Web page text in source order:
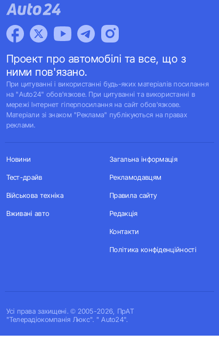
Проект про автомобілі та все, що з
ними пов'язано.
При цитуванні і використанні будь-яких матеріалів посилання
на "Auto24" обов'язкове. При цитуванні та використанні в
мережі Інтернет гіперпосилання на сайт обов'язкове.
Матеріали зі знаком "Реклама" публікуються на правах
реклами.
Усi права захищенi. © 2005-2026, ПрАТ
"Телерадіокомпанія Люкс". " Auto24".
Новини
Тест-драйв
Військова техніка
Вживані авто
Загальна інформація
Рекламодавцям
Правила сайту
Редакція
Контакти
Політика конфіденційності